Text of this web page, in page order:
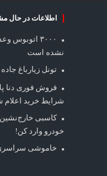
اطلاعات در حال
۳۰۰۰
نشده است
تونل زیارباغ
فروش فوری دنا
شرایط خرید اعلام
خودرو وارد کن!
خاموشی سراسری،